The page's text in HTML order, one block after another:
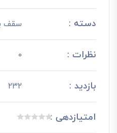
دسته : سقف
نظرات : 0
بازدید : 232
امتیازدهی :